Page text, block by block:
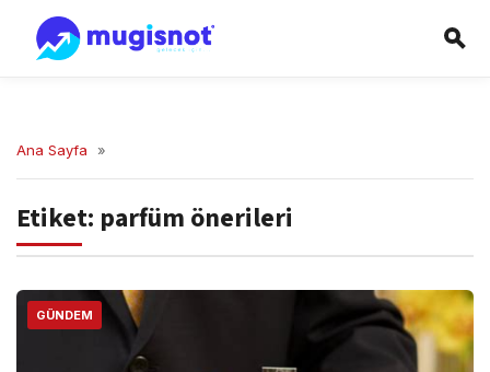
Ana Sayfa »
Etiket: parfüm önerileri
GÜNDEM